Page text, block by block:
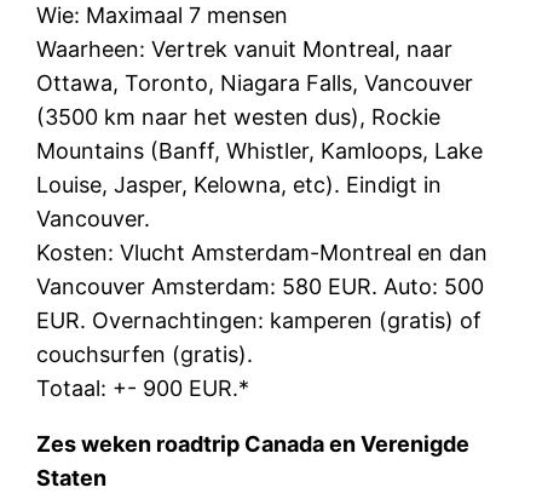
Wie: Maximaal 7 mensen
Waarheen: Vertrek vanuit Montreal, naar
Ottawa, Toronto, Niagara Falls, Vancouver
(3500 km naar het westen dus), Rockie
Mountains (Banff, Whistler, Kamloops, Lake
Louise, Jasper, Kelowna, etc). Eindigt in
Vancouver.
Kosten: Vlucht Amsterdam-Montreal en dan
Vancouver Amsterdam: 580 EUR. Auto: 500
EUR. Overnachtingen: kamperen (gratis) of
couchsurfen (gratis).
Totaal: +- 900 EUR.*
Zes weken roadtrip Canada en Verenigde
Staten